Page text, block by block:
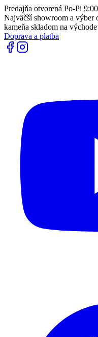
Predajňa otvorená Po-Pi
Najväčší showroom a výber
kameňa skladom na
Doprava a platba